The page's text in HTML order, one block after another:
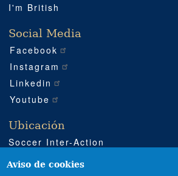
I'm British
Social Media
Facebook
Instagram
Linkedin
Youtube
Ubicación
Soccer Inter-Action
Enguera (Valencia)
Aviso de cookies